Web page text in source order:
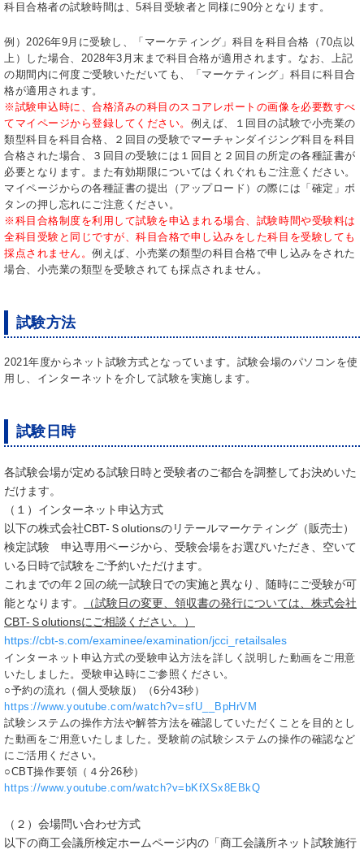
科目合格者の試験時間は、5科目受験者と同様に90分となります。
例）2026年9月に受験し、「マーケティング」科目を科目合格（70点以
上）した場合、2028年3月末まで科目合格が適用されます。なお、上記
の期間内に何度ご受験いただいても、「マーケティング」科目に科目合
格が適用されます。
※試験申込時に、合格済みの科目のスコアレポートの画像を必要数すべ
てマイページから登録してください。 例えば、１回目の試験で小売業の
類型科目を科目合格、２回目の受験でマーチャンダイジング科目を科目
合格された場合、３回目の受験には１回目と２回目の所定の各種証書が
必要となります。また有効期限についてはくれぐれもご注意ください。
マイページからの各種証書の提出（アップロード）の際には「確定」ボ
タンの押し忘れにご注意ください。
※科目合格制度を利用して試験を申込まれる場合、試験時間や受験料は
全科目受験と同じですが、科目合格で申し込みをした科目を受験しても
採点されません。例えば、小売業の類型の科目合格で申し込みをされた
場合、小売業の類型を受験されても採点されません。
試験方法
2021年度からネット試験方式となっています。試験会場のパソコンを使
用し、インターネットを介して試験を実施します。
試験日時
各試験会場が定める試験日時と受験者のご都合を調整してお決めいた
だけます。
（１）インターネット申込方式
以下の株式会社CBT-Ｓolutionsのリテールマーケティング（販売士）
検定試験 申込専用ページから、受験会場をお選びいただき、空いて
いる日時で試験をご予約いただけます。
これまでの年２回の統一試験日での実施と異なり、随時にご受験が可
能となります。
（試験日の変更、領収書の発行については、株式会社
CBT-Ｓolutionsにご相談ください。）
https://cbt-s.com/examinee/examination/jcci_retailsales
インターネット申込方式の受験申込方法を詳しく説明した動画をご用意
いたしました。受験申込時にご参照ください。
○予約の流れ（個人受験版）（6分43秒）
https://www.youtube.com/watch?v=sfU__BpHrVM
試験システムの操作方法や解答方法を確認していただくことを目的とし
た動画をご用意いたしました。受験前の試験システムの操作の確認など
にご活用ください。
○CBT操作要領（４分26秒）
https://www.youtube.com/watch?v=bKfXSx8EBkQ
（２）会場問い合わせ方式
以下の商工会議所検定ホームページ内の「商工会議所ネット試験施行